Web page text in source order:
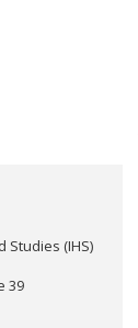
Studies (IHS)
39